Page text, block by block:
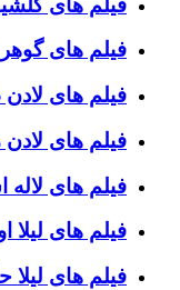
فیلم های
فیلم های
فیلم های
فیلم های
فیلم های
فیلم های لیلا
فیلم های لیلا